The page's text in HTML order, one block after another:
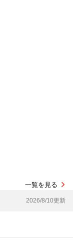
一覧を見る
2026/8/10更新